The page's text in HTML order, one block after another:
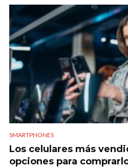
SMARTPHONES
Los celulares más
opciones para